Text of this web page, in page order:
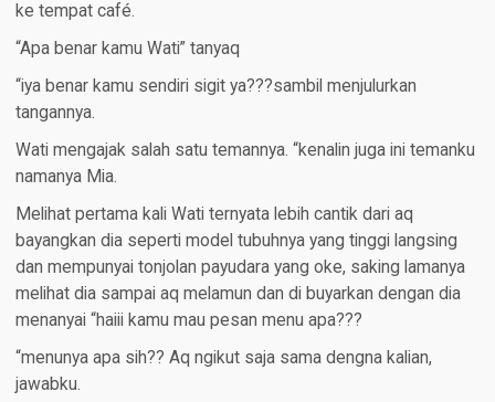
ke tempat café.
“Apa benar kamu Wati” tanyaq
“iya benar kamu sendiri sigit ya???sambil menjulurkan
tangannya.
Wati mengajak salah satu temannya. “kenalin juga ini temanku
namanya Mia.
Melihat pertama kali Wati ternyata lebih cantik dari aq
bayangkan dia seperti model tubuhnya yang tinggi langsing
dan mempunyai tonjolan payudara yang oke, saking lamanya
melihat dia sampai aq melamun dan di buyarkan dengan dia
menanyai “haiii kamu mau pesan menu apa???
“menunya apa sih?? Aq ngikut saja sama dengna kalian,
jawabku.